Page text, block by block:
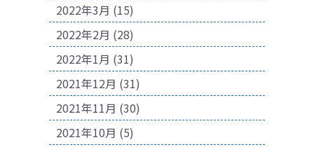
2022年3月 (15)
2022年2月 (28)
2022年1月 (31)
2021年12月 (31)
2021年11月 (30)
2021年10月 (5)